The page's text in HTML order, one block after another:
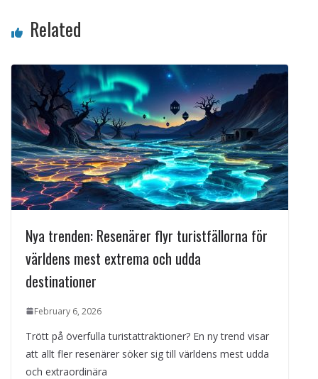
Related
Nya trenden: Resenärer flyr turistfällorna för
världens mest extrema och udda
destinationer
February 6, 2026
Trött på överfulla turistattraktioner? En ny trend visar
att allt fler resenärer söker sig till världens mest udda
och extraordinära